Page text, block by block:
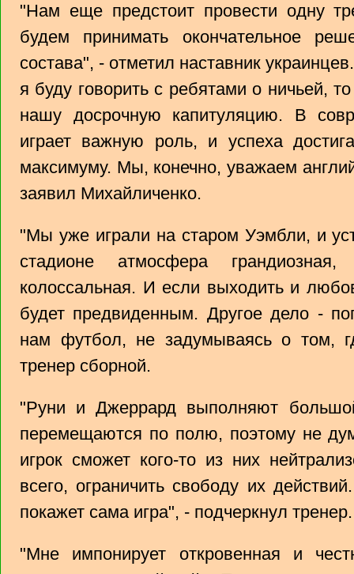
"Нам еще предстоит провести одну
будем принимать окончательное
состава", - отметил наставник
я буду говорить с ребятами о ничьей,
нашу досрочную капитуляцию. В
играет важную роль, и успеха
максимуму. Мы, конечно, уважаем
заявил Михайличенко.
"Мы уже играли на старом Уэмбли, и
стадионе атмосфера
колоссальная. И если выходить и
будет предвиденным. Другое дело -
нам футбол, не задумываясь о том,
тренер сборной.
"Руни и Джеррард выполняют
перемещаются по полю, поэтому не
игрок сможет кого-то из них
всего, ограничить свободу их
покажет сама игра", - подчеркнул тренер.
"Мне импонирует откровенная и